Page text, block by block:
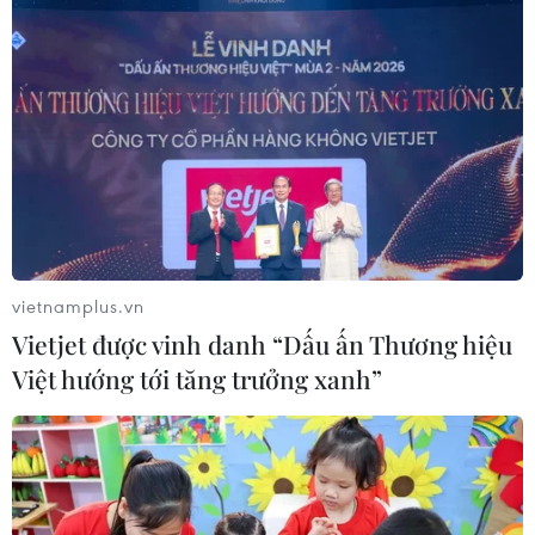
CƠ QUAN CHỦ QUẢN: THÔNG TẤN XÃ VIỆT NAM
Tổng Biên tập: TRẦN TIẾN DUẨN
Phó Tổng Biên tập: NGUYỄN THỊ TÁM, KHÚC THANH
Sở hữu trí tuệ
Quy định sử dụng
RSS
Ngôn ngữ
TTXVN
Liên hệ
vietnamplus.vn
Vietjet được vinh danh “Dấu ấn Thương hiệu
Việt hướng tới tăng trưởng xanh”